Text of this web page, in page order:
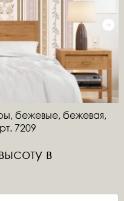
бежевые, бежевая,
7209
в